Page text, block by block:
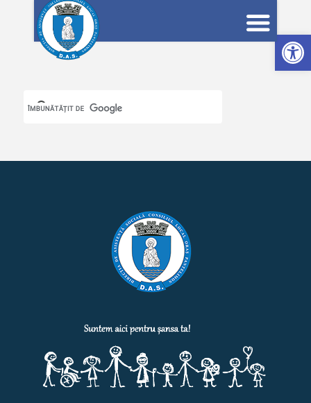
Deschide bara de unelte